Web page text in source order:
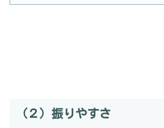
（２）振りやすさ